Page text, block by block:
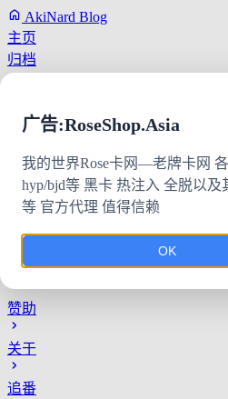
AkiNard Blog
主页
归档
关于
主页
友链
赞助
关于
追番
广告:RoseShop.Asia
我的世界Rose卡网—老牌卡网
hyp/bjd等 黑卡 热注入 全脱以及
等 官方代理 值得信赖
OK